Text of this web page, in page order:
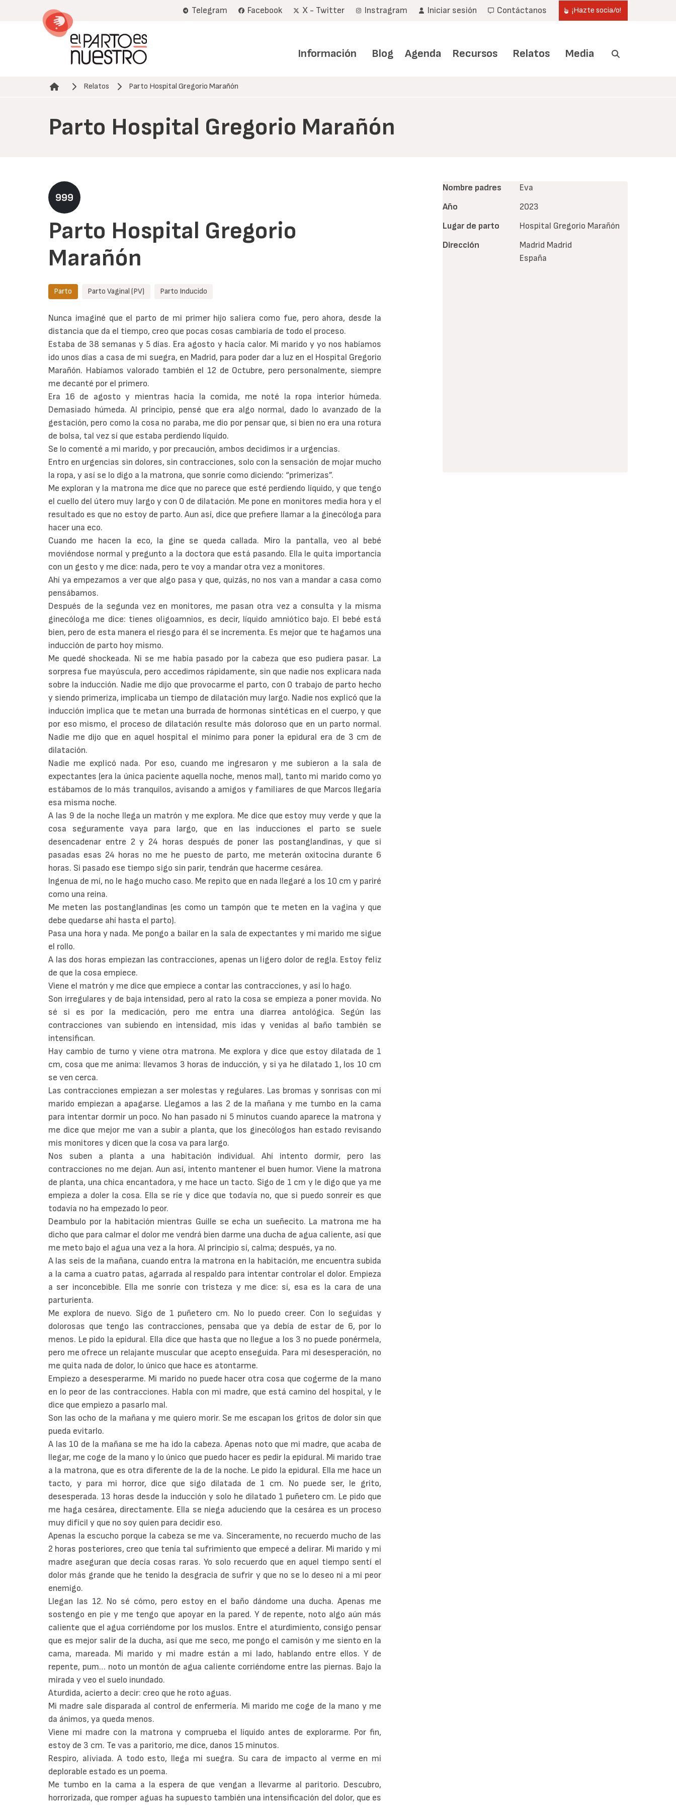
Telegram Facebook X - Twitter Instragram Iniciar sesión Contáctanos ¡Hazte socia/o!
Información Blog Agenda Recursos Relatos Media
Ruta de navegación
Relatos Parto Hospital Gregorio Marañón
Parto Hospital Gregorio Marañón
999
Parto Hospital Gregorio
Marañón
Parto Parto Vaginal (PV) Parto Inducido
Nunca imaginé que el parto de mi primer hijo saliera como fue, pero ahora, desde la
distancia que da el tiempo, creo que pocas cosas cambiaría de todo el proceso.
Estaba de 38 semanas y 5 días. Era agosto y hacía calor. Mi marido y yo nos habíamos
ido unos días a casa de mi suegra, en Madrid, para poder dar a luz en el Hospital Gregorio
Marañón. Habíamos valorado también el 12 de Octubre, pero personalmente, siempre
me decanté por el primero.
Era 16 de agosto y mientras hacía la comida, me noté la ropa interior húmeda.
Demasiado húmeda. Al principio, pensé que era algo normal, dado lo avanzado de la
gestación, pero como la cosa no paraba, me dio por pensar que, si bien no era una rotura
de bolsa, tal vez sí que estaba perdiendo líquido.
Se lo comenté a mi marido, y por precaución, ambos decidimos ir a urgencias.
Entro en urgencias sin dolores, sin contracciones, solo con la sensación de mojar mucho
la ropa, y así se lo digo a la matrona, que sonríe como diciendo: “primerizas”.
Me exploran y la matrona me dice que no parece que esté perdiendo líquido, y que tengo
el cuello del útero muy largo y con 0 de dilatación. Me pone en monitores media hora y el
resultado es que no estoy de parto. Aun así, dice que prefiere llamar a la ginecóloga para
hacer una eco.
Cuando me hacen la eco, la gine se queda callada. Miro la pantalla, veo al bebé
moviéndose normal y pregunto a la doctora que está pasando. Ella le quita importancia
con un gesto y me dice: nada, pero te voy a mandar otra vez a monitores.
Ahí ya empezamos a ver que algo pasa y que, quizás, no nos van a mandar a casa como
pensábamos.
Después de la segunda vez en monitores, me pasan otra vez a consulta y la misma
ginecóloga me dice: tienes oligoamnios, es decir, líquido amniótico bajo. El bebé está
bien, pero de esta manera el riesgo para él se incrementa. Es mejor que te hagamos una
inducción de parto hoy mismo.
Me quedé shockeada. Ni se me había pasado por la cabeza que eso pudiera pasar. La
sorpresa fue mayúscula, pero accedimos rápidamente, sin que nadie nos explicara nada
sobre la inducción. Nadie me dijo que provocarme el parto, con 0 trabajo de parto hecho
y siendo primeriza, implicaba un tiempo de dilatación muy largo. Nadie nos explicó que la
inducción implica que te metan una burrada de hormonas sintéticas en el cuerpo, y que
por eso mismo, el proceso de dilatación resulte más doloroso que en un parto normal.
Nadie me dijo que en aquel hospital el mínimo para poner la epidural era de 3 cm de
dilatación.
Nadie me explicó nada. Por eso, cuando me ingresaron y me subieron a la sala de
expectantes (era la única paciente aquella noche, menos mal), tanto mi marido como yo
estábamos de lo más tranquilos, avisando a amigos y familiares de que Marcos llegaría
esa misma noche.
A las 9 de la noche llega un matrón y me explora. Me dice que estoy muy verde y que la
cosa seguramente vaya para largo, que en las inducciones el parto se suele
desencadenar entre 2 y 24 horas después de poner las postanglandinas, y que si
pasadas esas 24 horas no me he puesto de parto, me meterán oxitocina durante 6
horas. Si pasado ese tiempo sigo sin parir, tendrán que hacerme cesárea.
Ingenua de mí, no le hago mucho caso. Me repito que en nada llegaré a los 10 cm y pariré
como una reina.
Me meten las postanglandinas (es como un tampón que te meten en la vagina y que
debe quedarse ahí hasta el parto).
Pasa una hora y nada. Me pongo a bailar en la sala de expectantes y mi marido me sigue
el rollo.
A las dos horas empiezan las contracciones, apenas un ligero dolor de regla. Estoy feliz
de que la cosa empiece.
Viene el matrón y me dice que empiece a contar las contracciones, y así lo hago.
Son irregulares y de baja intensidad, pero al rato la cosa se empieza a poner movida. No
sé si es por la medicación, pero me entra una diarrea antológica. Según las
contracciones van subiendo en intensidad, mis idas y venidas al baño también se
intensifican.
Hay cambio de turno y viene otra matrona. Me explora y dice que estoy dilatada de 1
cm, cosa que me anima: llevamos 3 horas de inducción, y si ya he dilatado 1, los 10 cm
se ven cerca.
Las contracciones empiezan a ser molestas y regulares. Las bromas y sonrisas con mi
marido empiezan a apagarse. Llegamos a las 2 de la mañana y me tumbo en la cama
para intentar dormir un poco. No han pasado ni 5 minutos cuando aparece la matrona y
me dice que mejor me van a subir a planta, que los ginecólogos han estado revisando
mis monitores y dicen que la cosa va para largo.
Nos suben a planta a una habitación individual. Ahí intento dormir, pero las
contracciones no me dejan. Aun así, intento mantener el buen humor. Viene la matrona
de planta, una chica encantadora, y me hace un tacto. Sigo de 1 cm y le digo que ya me
empieza a doler la cosa. Ella se ríe y dice que todavía no, que si puedo sonreír es que
todavía no ha empezado lo peor.
Deambulo por la habitación mientras Guille se echa un sueñecito. La matrona me ha
dicho que para calmar el dolor me vendrá bien darme una ducha de agua caliente, así que
me meto bajo el agua una vez a la hora. Al principio sí, calma; después, ya no.
A las seis de la mañana, cuando entra la matrona en la habitación, me encuentra subida
a la cama a cuatro patas, agarrada al respaldo para intentar controlar el dolor. Empieza
a ser inconcebible. Ella me sonríe con tristeza y me dice: sí, esa es la cara de una
parturienta.
Me explora de nuevo. Sigo de 1 puñetero cm. No lo puedo creer. Con lo seguidas y
dolorosas que tengo las contracciones, pensaba que ya debía de estar de 6, por lo
menos. Le pido la epidural. Ella dice que hasta que no llegue a los 3 no puede ponérmela,
pero me ofrece un relajante muscular que acepto enseguida. Para mi desesperación, no
me quita nada de dolor, lo único que hace es atontarme.
Empiezo a desesperarme. Mi marido no puede hacer otra cosa que cogerme de la mano
en lo peor de las contracciones. Habla con mi madre, que está camino del hospital, y le
dice que empiezo a pasarlo mal.
Son las ocho de la mañana y me quiero morir. Se me escapan los gritos de dolor sin que
pueda evitarlo.
A las 10 de la mañana se me ha ido la cabeza. Apenas noto que mi madre, que acaba de
llegar, me coge de la mano y lo único que puedo hacer es pedir la epidural. Mi marido trae
a la matrona, que es otra diferente de la de la noche. Le pido la epidural. Ella me hace un
tacto, y para mi horror, dice que sigo dilatada de 1 cm. No puede ser, le grito,
desesperada. 13 horas desde la inducción y solo he dilatado 1 puñetero cm. Le pido que
me haga cesárea, directamente. Ella se niega aduciendo que la cesárea es un proceso
muy difícil y que no soy quien para decidir eso.
Apenas la escucho porque la cabeza se me va. Sinceramente, no recuerdo mucho de las
2 horas posteriores, creo que tenía tal sufrimiento que empecé a delirar. Mi marido y mi
madre aseguran que decía cosas raras. Yo solo recuerdo que en aquel tiempo sentí el
dolor más grande que he tenido la desgracia de sufrir y que no se lo deseo ni a mi peor
enemigo.
Llegan las 12. No sé cómo, pero estoy en el baño dándome una ducha. Apenas me
sostengo en pie y me tengo que apoyar en la pared. Y de repente, noto algo aún más
caliente que el agua corriéndome por los muslos. Entre el aturdimiento, consigo pensar
que es mejor salir de la ducha, así que me seco, me pongo el camisón y me siento en la
cama, mareada. Mi marido y mi madre están a mi lado, hablando entre ellos. Y de
repente, pum… noto un montón de agua caliente corriéndome entre las piernas. Bajo la
mirada y veo el suelo inundado.
Aturdida, acierto a decir: creo que he roto aguas.
Mi madre sale disparada al control de enfermería. Mi marido me coge de la mano y me
da ánimos, ya queda menos.
Viene mi madre con la matrona y comprueba el líquido antes de explorarme. Por fin,
estoy de 3 cm. Te vas a paritorio, me dice, danos 15 minutos.
Respiro, aliviada. A todo esto, llega mi suegra. Su cara de impacto al verme en mi
deplorable estado es un poema.
Me tumbo en la cama a la espera de que vengan a llevarme al paritorio. Descubro,
horrorizada, que romper aguas ha supuesto también una intensificación del dolor, que es
Nombre padres
Eva
Año
2023
Lugar de parto
Hospital Gregorio Marañón
Dirección
Madrid Madrid
España